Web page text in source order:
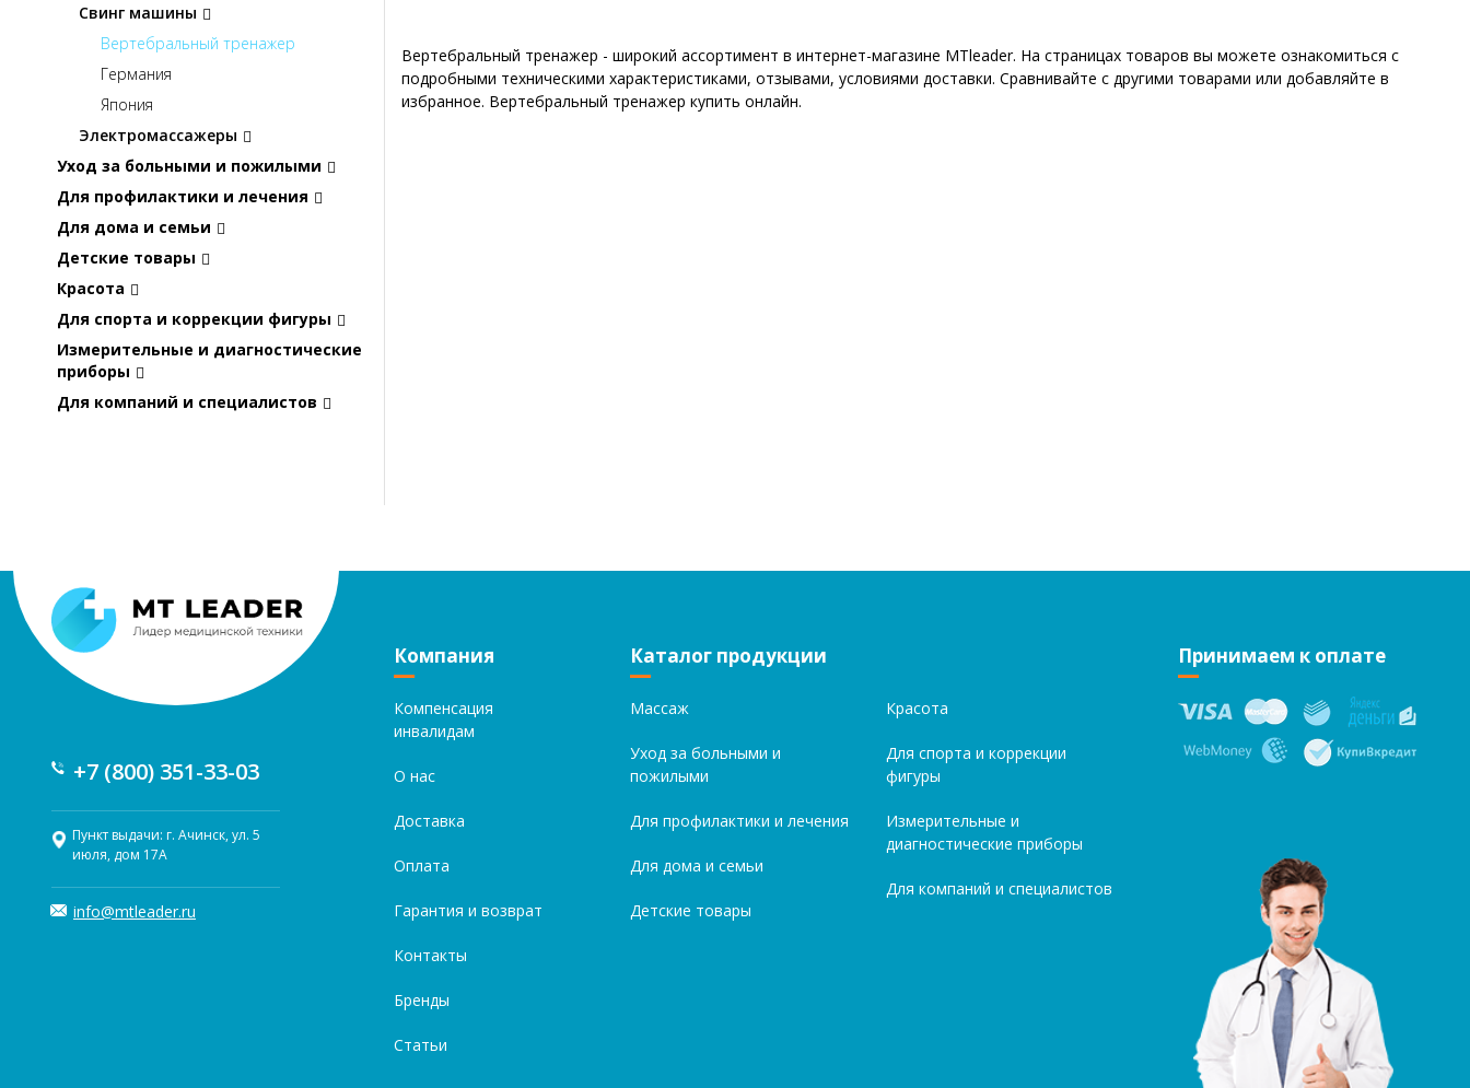
Свинг машины
Вертебральный тренажер
Германия
Япония
Электромассажеры
Уход за больными и пожилыми
Для профилактики и лечения
Для дома и семьи
Детские товары
Красота
Для спорта и коррекции фигуры
Измерительные и диагностические
приборы
Для компаний и специалистов
Вертебральный тренажер - широкий ассортимент в интернет-магазине MTleader. На страницах товаров вы можете ознакомиться с
подробными техническими характеристиками, отзывами, условиями доставки. Сравнивайте с другими товарами или добавляйте в
избранное. Вертебральный тренажер купить онлайн.
+7 (800) 351-33-03
Пункт выдачи: г. Ачинск, ул. 5
июля, дом 17А
info@mtleader.ru
Компания
Компенсация
инвалидам
О нас
Доставка
Оплата
Гарантия и возврат
Контакты
Бренды
Статьи
Каталог продукции
Массаж
Уход за больными и
пожилыми
Для профилактики и лечения
Для дома и семьи
Детские товары
Красота
Для спорта и коррекции
фигуры
Измерительные и
диагностические приборы
Для компаний и специалистов
Принимаем к оплате